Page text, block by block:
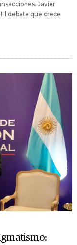
Javier
El debate que crece